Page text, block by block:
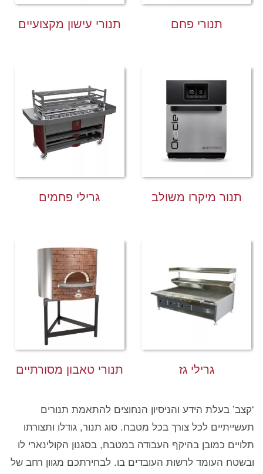
תנורי פחם תנורי עישון מקצועיים
תנור מיקרו משולב גרילי פחמים
גרילי גז תנורי טאבון מסורתיים
‘קצב’ בעלת הידע והניסיון הנחוצים להתאמת תנורים
תעשייתיים לכל צורך בכל מטבח. סוג תנור, גודלו ותצורתו
תלויים כמובן בהיקף העבודה במטבח, בסגנון הקולינארי לו
ובשטח העומד לרשות העובדים בו. לבחירתכם מגוון רחב של